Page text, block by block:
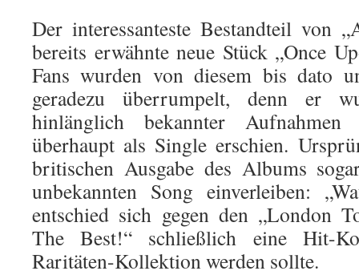
Der interessanteste Bestandteil von
bereits erwähnte neue Stück „Once
Fans wurden von diesem bis dato
geradezu überrumpelt, denn er
hinlänglich bekannter
überhaupt als Single erschien.
britischen Ausgabe des Albums
unbekannten Song einverleiben:
entschied sich gegen den „London
The Best!“ schließlich eine Hit-
Raritäten-Kollektion werden sollte.